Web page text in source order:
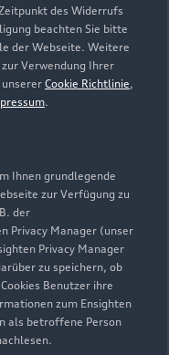
des Widerrufs
beachten Sie bitte
der Webseite. Weitere
Verwendung Ihrer
unserer Cookie Richtlinie,
.
Ihnen grundlegende
zur Verfügung zu
der
Privacy Manager (unser
Privacy Manager
zu speichern, ob
Benutzer ihre
zum Ensighten
als betroffene Person
GmbH